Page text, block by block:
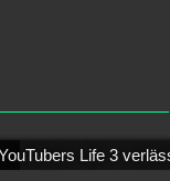
Life 3